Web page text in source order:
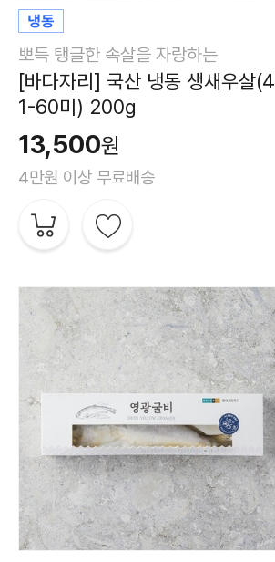
뽀득 탱글한 속살을 자랑하는
[바다자리] 국산 냉동 생새우살(4
1-60미) 200g
13,500원
4만원 이상 무료배송